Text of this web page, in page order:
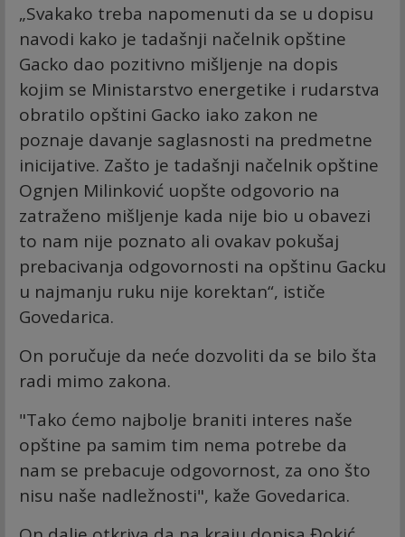
„Svakako treba napomenuti da se u dopisu
navodi kako je tadašnji načelnik opštine
Gacko dao pozitivno mišljenje na dopis
kojim se Ministarstvo energetike i rudarstva
obratilo opštini Gacko iako zakon ne
poznaje davanje saglasnosti na predmetne
inicijative. Zašto je tadašnji načelnik opštine
Ognjen Milinković uopšte odgovorio na
zatraženo mišljenje kada nije bio u obavezi
to nam nije poznato ali ovakav pokušaj
prebacivanja odgovornosti na opštinu Gacku
u najmanju ruku nije korektan“, ističe
Govedarica.
On poručuje da neće dozvoliti da se bilo šta
radi mimo zakona.
"Tako ćemo najbolje braniti interes naše
opštine pa samim tim nema potrebe da
nam se prebacuje odgovornost, za ono što
nisu naše nadležnosti", kaže Govedarica.